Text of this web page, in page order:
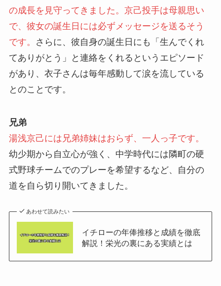
の成長を見守ってきました。京己投手は母親思い
で、彼女の誕生日には必ずメッセージを送るそう
です。
さらに、彼自身の誕生日にも「生んでくれ
てありがとう」と連絡をくれるというエピソード
があり、衣子さんは毎年感動して涙を流している
とのことです。
兄弟
湯浅京己には兄弟姉妹はおらず、一人っ子です。
幼少期から自立心が強く、中学時代には隣町の硬
式野球チームでのプレーを希望するなど、自分の
道を自ら切り開いてきました。
あわせて読みたい
イチローの年俸推移と成績を徹底
解説！栄光の裏にある実績とは